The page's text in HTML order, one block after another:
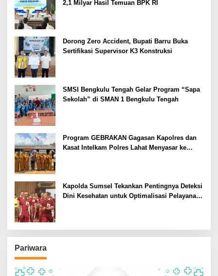
2,1 Milyar Hasil Temuan BPK RI
Dorong Zero Accident, Bupati Barru Buka
Sertifikasi Supervisor K3 Konstruksi
SMSI Bengkulu Tengah Gelar Program “Sapa
Sekolah” di SMAN 1 Bengkulu Tengah
Program GEBRAKAN Gagasan Kapolres dan
Kasat Intelkam Polres Lahat Menyasar ke
Kapolda Sumsel Tekankan Pentingnya Deteksi
Dini Kesehatan untuk Optimalisasi Pelayanan
Pariwara